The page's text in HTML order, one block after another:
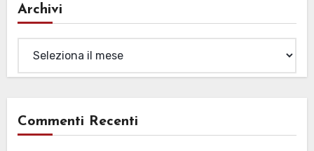
Archivi
Commenti Recenti